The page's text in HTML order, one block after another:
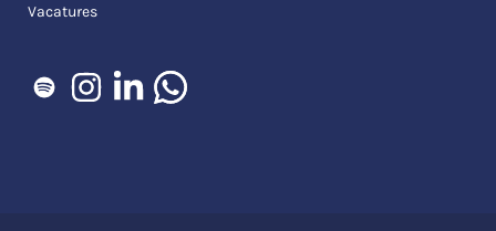
Vacatures